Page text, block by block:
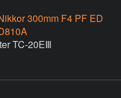
300mm F4 PF ED
TC-20EⅢ